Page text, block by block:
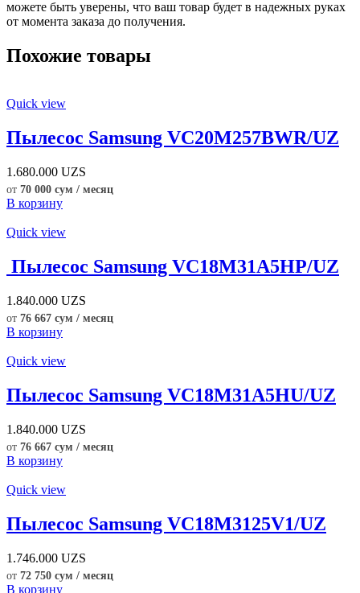
можете быть уверены, что ваш товар будет в надежных руках
от момента заказа до получения.
Похожие товары
Quick view
Пылесос Samsung VC20M257BWR/UZ
1.680.000 UZS
от 70 000 сум / месяц
В корзину
Quick view
Пылесос Samsung VC18M31A5HP/UZ
1.840.000 UZS
от 76 667 сум / месяц
В корзину
Quick view
Пылесос Samsung VC18M31A5HU/UZ
1.840.000 UZS
от 76 667 сум / месяц
В корзину
Quick view
Пылесос Samsung VC18M3125V1/UZ
1.746.000 UZS
от 72 750 сум / месяц
В корзину